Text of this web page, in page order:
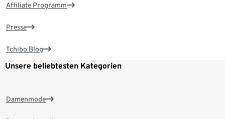
Affiliate Programm
Presse
Tchibo Blog
Unsere beliebtesten Kategorien
Damenmode